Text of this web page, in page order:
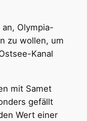
Olympia-
zu wollen, um
Kanal
mit Samet
gefällt
Wert einer